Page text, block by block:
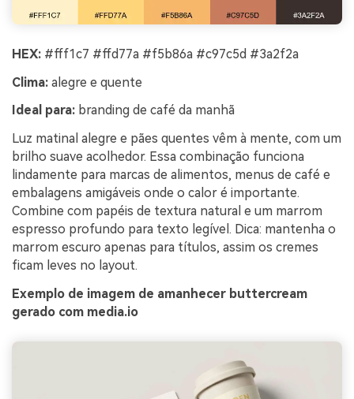
HEX: #fff1c7 #ffd77a #f5b86a #c97c5d #3a2f2a
Clima: alegre e quente
Ideal para: branding de café da manhã
Luz matinal alegre e pães quentes vêm à mente, com um
brilho suave acolhedor. Essa combinação funciona
lindamente para marcas de alimentos, menus de café e
embalagens amigáveis onde o calor é importante.
Combine com papéis de textura natural e um marrom
espresso profundo para texto legível. Dica: mantenha o
marrom escuro apenas para títulos, assim os cremes
ficam leves no layout.
Exemplo de imagem de amanhecer buttercream
gerado com media.io